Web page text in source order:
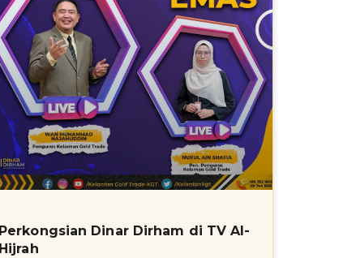
Perkongsian Dinar Dirham di TV Al-
Hijrah